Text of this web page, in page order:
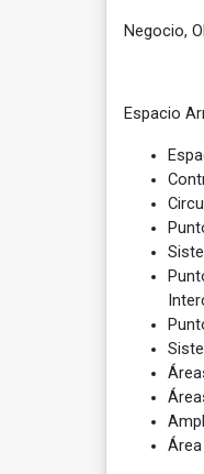
Negocio,
Espacio
Área